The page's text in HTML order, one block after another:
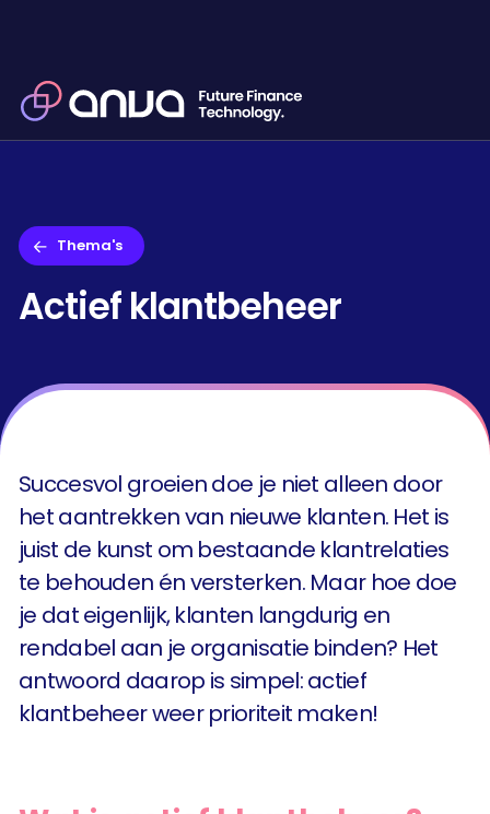
Thema's
Actief klantbeheer
Succesvol groeien doe je niet alleen door
het aantrekken van nieuwe klanten. Het is
juist de kunst om bestaande klantrelaties
te behouden én versterken. Maar hoe doe
je dat eigenlijk, klanten langdurig en
rendabel aan je organisatie binden? Het
antwoord daarop is simpel: actief
klantbeheer weer prioriteit maken!